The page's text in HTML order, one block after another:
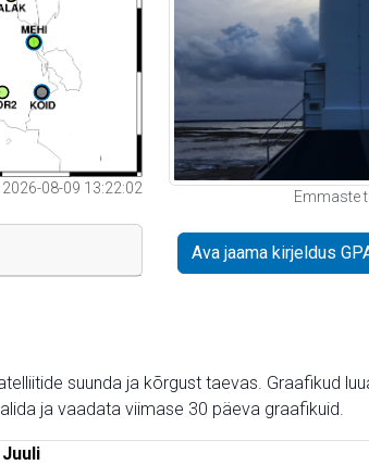
08-09 13:22:02
Emmaste
Ava jaama kirjeldus
suunda ja kõrgust taevas. Graafikud
ja vaadata viimase 30 päeva graafikuid.
Juuli